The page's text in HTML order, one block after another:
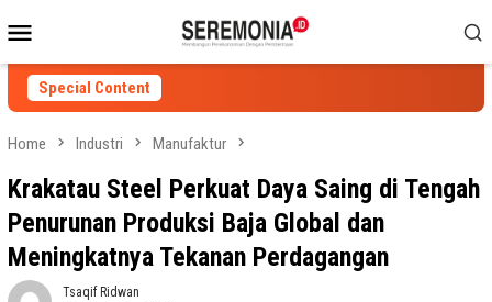
to
contentMenu
Special Content
Home Industri Manufaktur
Krakatau Steel Perkuat Daya Saing di Tengah
Penurunan Produksi Baja Global dan
Meningkatnya Tekanan Perdagangan
Tsaqif Ridwan